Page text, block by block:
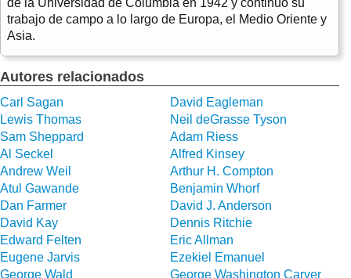
trabajo de campo a lo largo de Europa, el Medio Oriente y
Asia.
Autores relacionados
Carl Sagan
David Eagleman
Lewis Thomas
Neil deGrasse Tyson
Sam Sheppard
Adam Riess
Al Seckel
Alfred Kinsey
Andrew Weil
Arthur H. Compton
Atul Gawande
Benjamin Whorf
Dan Farmer
David J. Anderson
David Kay
Dennis Ritchie
Edward Felten
Eric Allman
Eugene Jarvis
Ezekiel Emanuel
George Wald
George Washington Carver